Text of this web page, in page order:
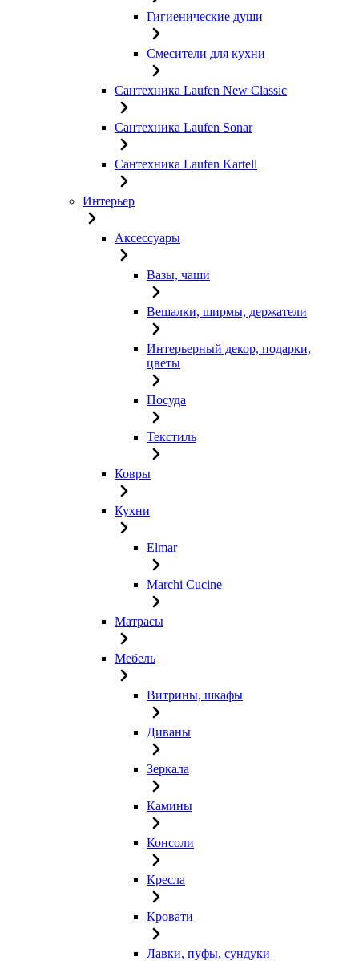
Гигиенические души
Смесители для кухни
Сантехника Laufen New Classic
Сантехника Laufen Sonar
Сантехника Laufen Kartell
Интерьер
Аксессуары
Вазы, чаши
Вешалки, ширмы, держатели
Интерьерный декор, подарки,
цветы
Посуда
Текстиль
Ковры
Кухни
Elmar
Marchi Cucine
Матрасы
Мебель
Витрины, шкафы
Диваны
Зеркала
Камины
Консоли
Кресла
Кровати
Лавки, пуфы, сундуки